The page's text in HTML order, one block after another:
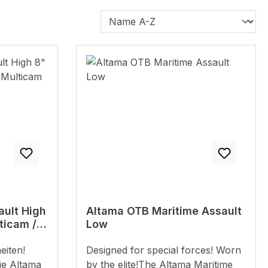
High
/
Altama
Altama OTB Maritime Assault
Low
Designed for special forces! Worn
by the elite!The Altama Maritime